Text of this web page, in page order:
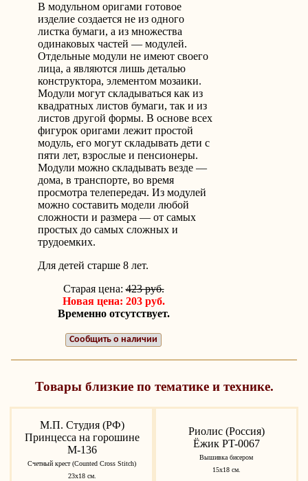
В модульном оригами готовое
изделие создается не из одного
листка бумаги, а из множества
одинаковых частей — модулей.
Отдельные модули не имеют своего
лица, а являются лишь деталью
конструктора, элементом мозаики.
Модули могут складываться как из
квадратных листов бумаги, так и из
листов другой формы. В основе всех
фигурок оригами лежит простой
модуль, его могут складывать дети с
пяти лет, взрослые и пенсионеры.
Модули можно складывать везде —
дома, в транспорте, во время
просмотра телепередач. Из модулей
можно составить модели любой
сложности и размера — от самых
простых до самых сложных и
трудоемких.
Для детей старше 8 лет.
Старая цена:423 руб.
Новая цена: 203 руб.
Временно отсутствует.
Сообщить о наличии
Товары близкие по тематике и технике.
М.П. Студия (РФ)
Принцесса на горошине
М-136
Счетный крест (Counted Cross Stitch)
23х18 см.
Риолис (Россия)
Ёжик PT-0067
Вышивка бисером
15х18 см.